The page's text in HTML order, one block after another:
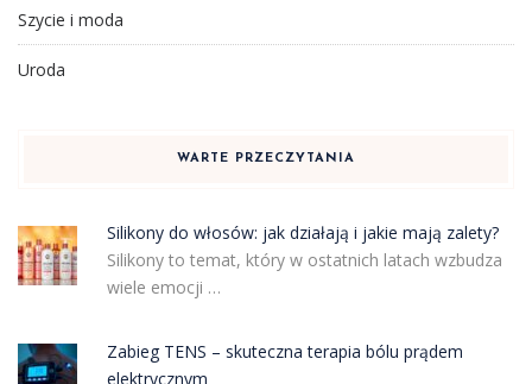
Szycie i moda
Uroda
WARTE PRZECZYTANIA
Silikony do włosów: jak działają i jakie mają zalety?
Silikony to temat, który w ostatnich latach wzbudza
wiele emocji …
Zabieg TENS – skuteczna terapia bólu prądem
elektrycznym